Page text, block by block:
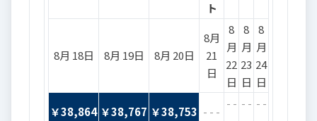
ト
8月 18日 8月 19日 8月 20日
8月
21
日
8
月
22
日
8
月
23
日
8
月
24
日
￥38,864 ￥38,767 ￥38,753 - - -
- - - - - -